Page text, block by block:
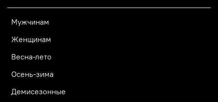
Мужчинам
Женщинам
Весна-лето
Осень-зима
Демисезонные